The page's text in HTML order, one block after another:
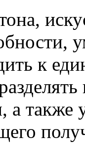
к
а также